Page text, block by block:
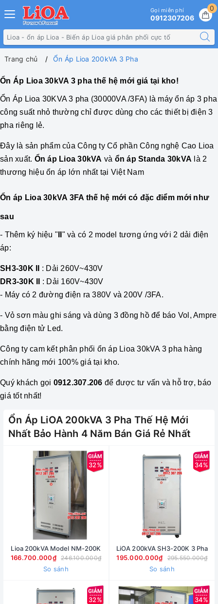
0
Gọi miễn phí
0912307206
Trang chủ Ổn Áp Lioa 200kVA 3 Pha
Ổn Áp Lioa 30kVA 3 pha thế hệ mới giá tại kho!
Ổn Áp Lioa 30KVA 3 pha (30000VA /3FA) là máy ổn áp 3 pha
công suất nhỏ thường chỉ được dùng cho các thiết bị điện 3
pha riêng lẻ.
Đây là sản phẩm của Công ty Cổ phần Công nghệ Cao Lioa
sản xuất. Ổn áp Lioa 30kVA và ổn áp Standa 30kVA là 2
thương hiệu ổn áp lớn nhất tại Việt Nam
Ổn áp Lioa 30kVA 3FA thế hệ mới có đặc điểm mới như
sau
- Thêm ký hiệu " " và có 2 model tương ứng với 2 dải điện
áp:
SH3-30K II
: Dải 260V~430V
DR3-30K II
: Dải 160V~430V
- Máy có 2 đường điện ra 380V và 200V /3FA.
- Vỏ sơn màu ghi sáng và dùng 3 đồng hồ để báo Vol, Ampre
bằng điện tử Led.
Công ty cam kết phân phối ổn ápLioa 30kVA 3 pha hàng
chính hãng mới 100% giá tại kho.
Quý khách gọi 0912.307.206 để được tư vấn và hỗ trợ, báo
giá tốt nhất!
Ổn Áp LiOA 200kVA 3 Pha Thế Hệ Mới
Nhất Bảo Hành 4 Năm Bán Giá Rẻ Nhất
32%
Lioa 200kVA Model NM-200K
166.700.000₫
246.100.000₫
So sánh
34%
LiOA 200kVA SH3-200K 3 Pha
195.000.000₫
295.550.000₫
So sánh
32% 34%